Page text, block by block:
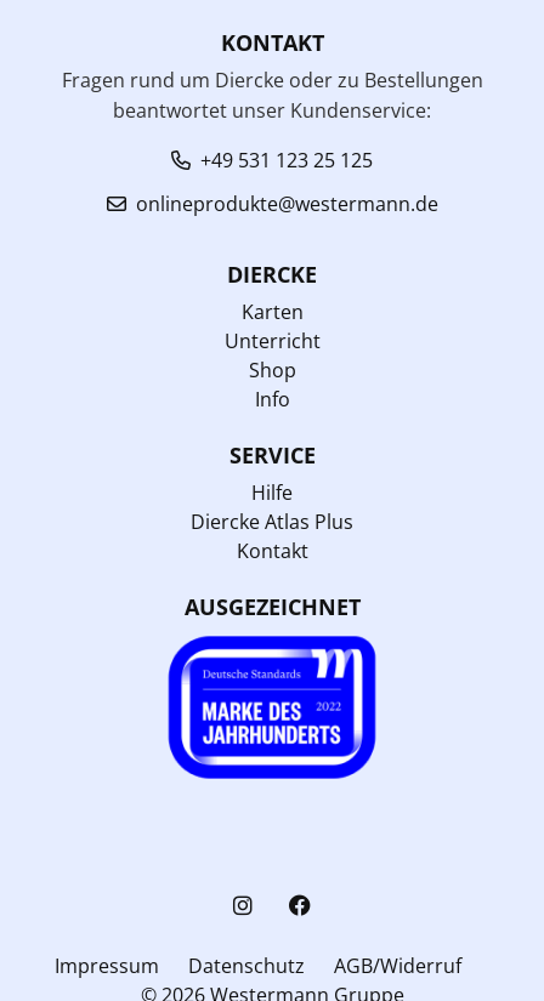
KONTAKT
Fragen rund um Diercke oder zu Bestellungen
beantwortet unser Kundenservice:
+49 531 123 25 125
onlineprodukte@westermann.de
DIERCKE
Karten
Unterricht
Shop
Info
SERVICE
Hilfe
Diercke Atlas Plus
Kontakt
AUSGEZEICHNET
Impressum Datenschutz
AGB/Widerruf
© 2026 Westermann Gruppe